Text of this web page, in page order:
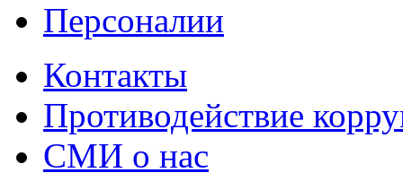
Персоналии
Контакты
Противодействие
СМИ о нас